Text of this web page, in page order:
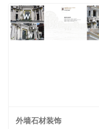
外墙石材装饰